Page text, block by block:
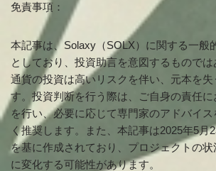
免責事項：
本記事は、Solaxy（SOLX）に関する一般
としており、投資助言を意図するもので
通貨の投資は高いリスクを伴い、元本を
す。投資判断を行う際は、ご自身の責任
を行い、必要に応じて専門家のアドバイ
く推奨します。また、本記事は2025年5月
を基に作成されており、プロジェクトの状
に変化する可能性があります。